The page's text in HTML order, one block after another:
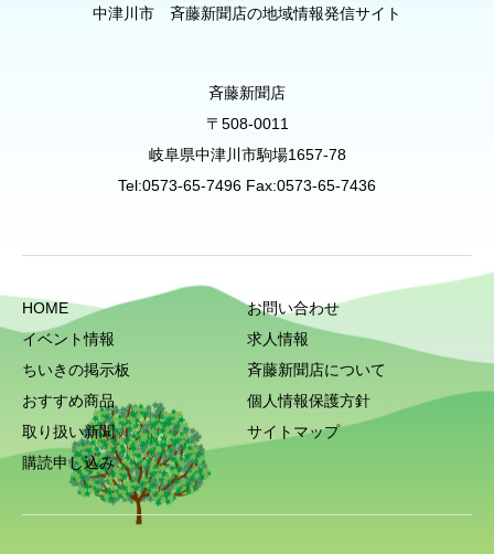
中津川市 斉藤新聞店の地域情報発信サイト
斉藤新聞店
〒508-0011
岐阜県中津川市駒場1657-78
Tel:0573-65-7496 Fax:0573-65-7436
HOME
イベント情報
ちいきの掲示板
おすすめ商品
取り扱い新聞
購読申し込み
お問い合わせ
求人情報
斉藤新聞店について
個人情報保護方針
サイトマップ